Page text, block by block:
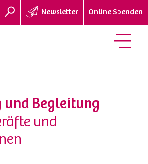
Newsletter Online Spenden
und Begleitung
und